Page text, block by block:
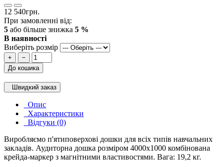
12 540грн.
При замовленні від:
5 або більше знижка 5 %
В наявності
Виберіть розмір
+
−
До кошика
Швидкий заказ
Опис
Характеристики
Відгуки (0)
Виробляємо п'ятиповерхові дошки для всіх типів навчальних
закладів. Аудиторна дошка розміром 4000х1000 комбінована
крейда-маркер з магнітними властивостями. Вага: 19,2 кг.